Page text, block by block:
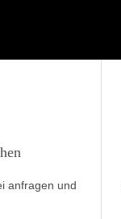
anfragen und